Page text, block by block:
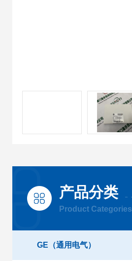
产品分类
Product Categories
GE（通用电气）